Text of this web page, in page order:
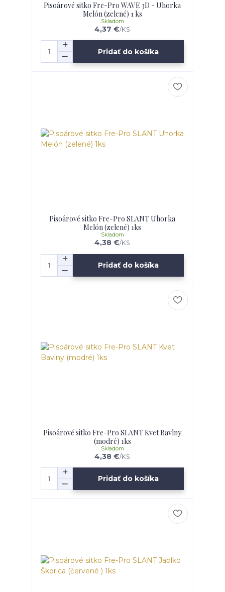
Pisoárové sitko Fre-Pro WAVE 3D - Uhorka
Melón (zelené) 1 ks
4,37 €/KS
Skladom
Pridať do košíka
Pisoárové sitko Fre-Pro SLANT Uhorka
Melón (zelené) 1ks
4,38 €/KS
Skladom
Pridať do košíka
Pisoárové sitko Fre-Pro SLANT Kvet Bavlny
(modré) 1ks
4,38 €/KS
Skladom
Pridať do košíka